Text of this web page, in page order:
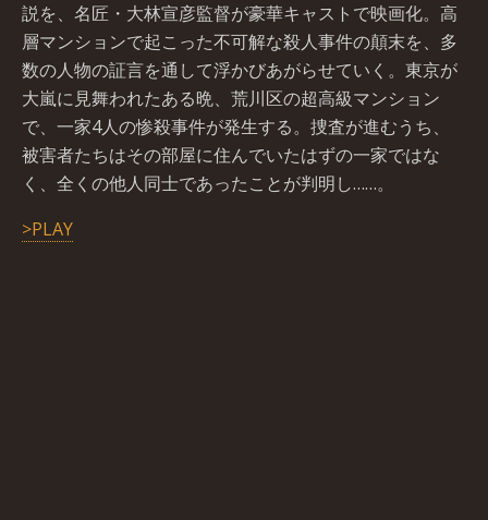
説を、名匠・大林宣彦監督が豪華キャストで映画化。高
層マンションで起こった不可解な殺人事件の顛末を、多
数の人物の証言を通して浮かびあがらせていく。東京が
大嵐に見舞われたある晩、荒川区の超高級マンション
で、一家4人の惨殺事件が発生する。捜査が進むうち、
被害者たちはその部屋に住んでいたはずの一家ではな
く、全くの他人同士であったことが判明し……。
>PLAY